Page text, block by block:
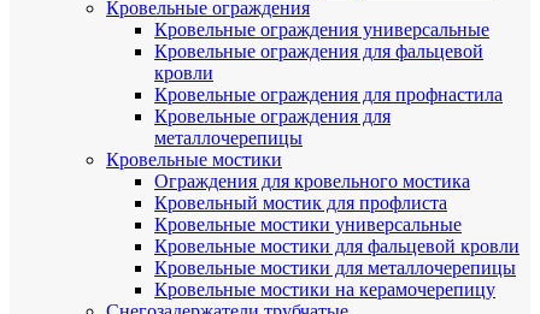
Кровельные ограждения
Кровельные ограждения универсальные
Кровельные ограждения для фальцевой
кровли
Кровельные ограждения для профнастила
Кровельные ограждения для
металлочерепицы
Кровельные мостики
Ограждения для кровельного мостика
Кровельный мостик для профлиста
Кровельные мостики универсальные
Кровельные мостики для фальцевой кровли
Кровельные мостики для металлочерепицы
Кровельные мостики на керамочерепицу